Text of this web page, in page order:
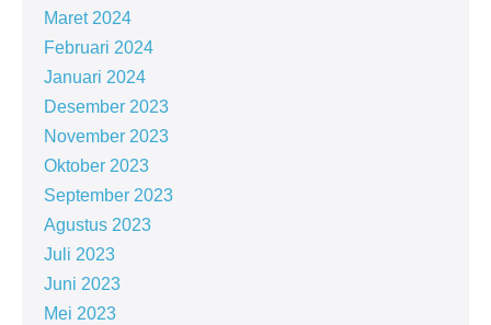
Maret 2024
Februari 2024
Januari 2024
Desember 2023
November 2023
Oktober 2023
September 2023
Agustus 2023
Juli 2023
Juni 2023
Mei 2023